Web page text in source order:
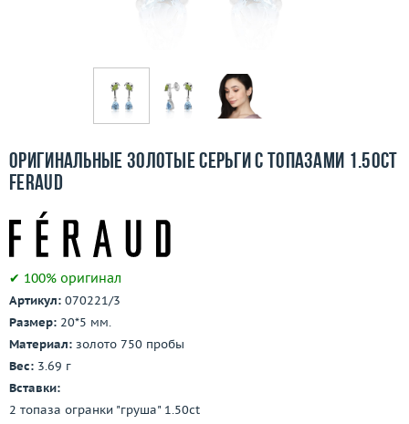
Бесплатная доставка
Контакты
3D-тур по шоуруму
Оригинальные золотые серьги с топазами 1.50ct
Feraud
✔ 100% оригинал
Артикул: 070221/3
Размер: 20*5 мм.
Материал: золото 750 пробы
Вес: 3.69 г
Вставки:
2 топаза огранки "груша" 1.50ct